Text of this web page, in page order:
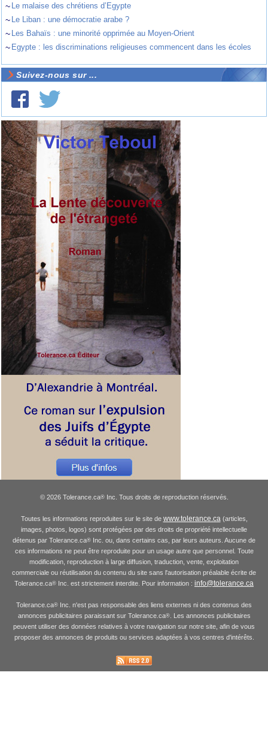
~ Le malaise des chrétiens d’Egypte
~ Le Liban : une démocratie arabe ?
~ Les Bahaïs : une minorité opprimée au Moyen-Orient
~ Egypte : les discriminations religieuses commencent dans les écoles
Suivez-nous sur ...
© 2026 Tolerance.ca®Inc. Tous droits de reproduction réservés.
Toutes les informations reproduites sur le site de www.tolerance.ca (articles,
images, photos, logos) sont protégées par des droits de propriété intellectuelle
détenus par Tolerance.ca® Inc. ou, dans certains cas, par leurs auteurs. Aucune de
ces informations ne peut être reproduite pour un usage autre que personnel. Toute
modification, reproduction à large diffusion, traduction, vente, exploitation
commerciale ou réutilisation du contenu du site sans l'autorisation préalable écrite de
Tolerance.ca® Inc. est strictement interdite. Pour information : info@tolerance.ca
Tolerance.ca® Inc. n'est pas responsable des liens externes ni des contenus des
annonces publicitaires paraissant sur Tolerance.ca®. Les annonces publicitaires
peuvent utiliser des données relatives à votre navigation sur notre site, afin de vous
proposer des annonces de produits ou services adaptées à vos centres d'intérêts.